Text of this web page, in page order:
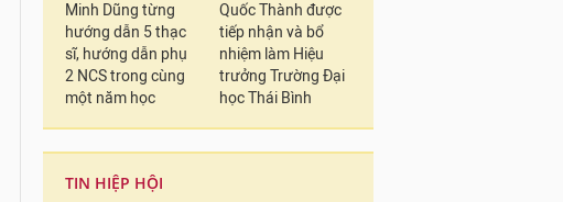
Minh Dũng từng
hướng dẫn 5 thạc
sĩ, hướng dẫn phụ
2 NCS trong cùng
một năm học
Quốc Thành được
tiếp nhận và bổ
nhiệm làm Hiệu
trưởng Trường Đại
học Thái Bình
TIN HIỆP HỘI